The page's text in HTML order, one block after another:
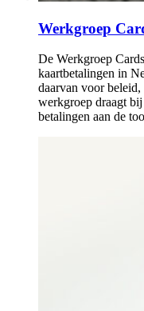
Werkgroep
De Werkgroep
kaartbetalingen in
daarvan voor
werkgroep draagt
betalingen aan de